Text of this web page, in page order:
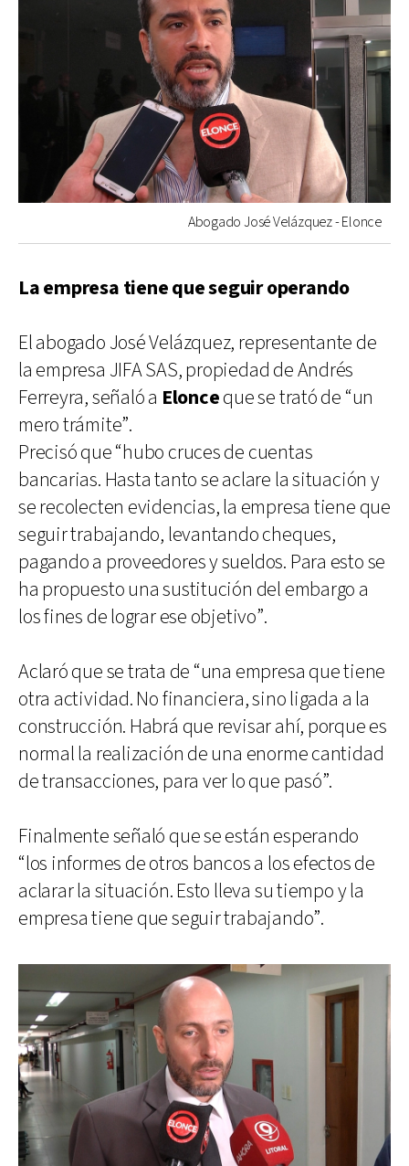
Abogado José Velázquez - Elonce
La empresa tiene que seguir operando
El abogado José Velázquez, representante de
la empresa JIFA SAS, propiedad de Andrés
Ferreyra, señaló a Elonceque se trató de “un
mero trámite”.
Precisó que “hubo cruces de cuentas
bancarias. Hasta tanto se aclare la situación y
se recolecten evidencias, la empresa tiene que
seguir trabajando, levantando cheques,
pagando a proveedores y sueldos. Para esto se
ha propuesto una sustitución del embargo a
los fines de lograr ese objetivo”.
Aclaró que se trata de “una empresa que tiene
otra actividad. No financiera, sino ligada a la
construcción. Habrá que revisar ahí, porque es
normal la realización de una enorme cantidad
de transacciones, para ver lo que pasó”.
Finalmente señaló que se están esperando
“los informes de otros bancos a los efectos de
aclarar la situación. Esto lleva su tiempo y la
empresa tiene que seguir trabajando”.